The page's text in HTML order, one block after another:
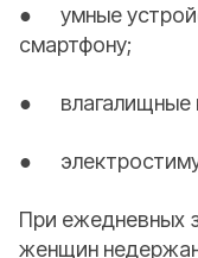
● умные
смартфону;
● влагалищные
●
При ежедневных
женщин